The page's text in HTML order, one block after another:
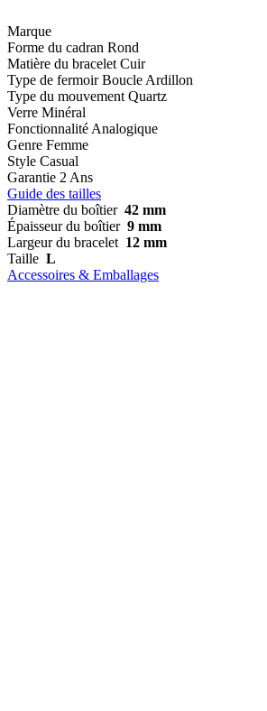
Marque
Forme du cadran Rond
Matière du bracelet Cuir
Type de fermoir Boucle Ardillon
Type du mouvement Quartz
Verre Minéral
Fonctionnalité Analogique
Genre Femme
Style Casual
Garantie 2 Ans
Guide des tailles
Diamètre du boîtier 42 mm
Épaisseur du boîtier 9 mm
Largeur du bracelet 12 mm
Taille L
Accessoires & Emballages